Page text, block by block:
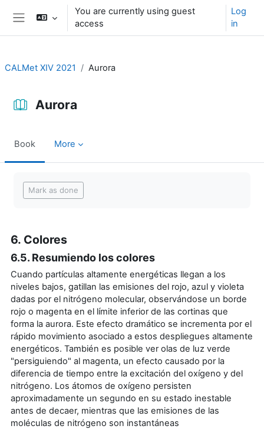
Skip to main content
You are currently using guest
access
Log
in
CALMet XIV 2021 Aurora
Aurora
Book More
Mark as done
6. Colores
6.5. Resumiendo los colores
Cuando partículas altamente energéticas llegan a los
niveles bajos, gatillan las emisiones del rojo, azul y violeta
dadas por el nitrógeno molecular, observándose un borde
rojo o magenta en el límite inferior de las cortinas que
forma la aurora. Este efecto dramático se incrementa por el
rápido movimiento asociado a estos despliegues altamente
energéticos. También es posible ver olas de luz verde
"persiguiendo" al magenta, un efecto causado por la
diferencia de tiempo entre la excitación del oxígeno y del
nitrógeno. Los átomos de oxígeno persisten
aproximadamente un segundo en su estado inestable
antes de decaer, mientras que las emisiones de las
moléculas de nitrógeno son instantáneas